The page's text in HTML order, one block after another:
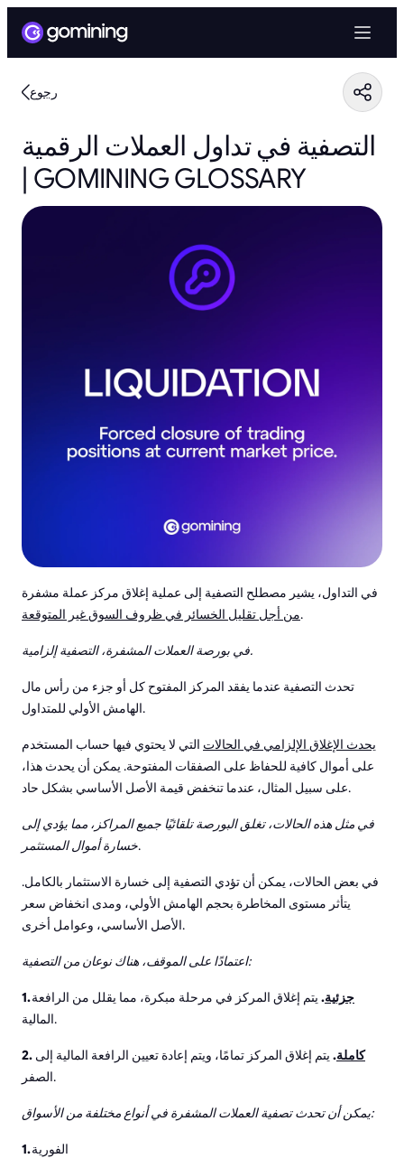
رجوع
التصفية في تداول العملات الرقمية
| GOMINING GLOSSARY
في التداول، يشير مصطلح التصفية إلى عملية إغلاق مركز عملة مشفرة
من أجل تقليل الخسائر في ظروف السوق غير المتوقعة.
في بورصة العملات المشفرة، التصفية إلزامية.
تحدث التصفية عندما يفقد المركز المفتوح كل أو جزء من رأس مال
الهامش الأولي للمتداول.
يحدث الإغلاق الإلزامي في الحالات التي لا يحتوي فيها حساب المستخدم
على أموال كافية للحفاظ على الصفقات المفتوحة. يمكن أن يحدث هذا،
على سبيل المثال، عندما تنخفض قيمة الأصل الأساسي بشكل حاد.
في مثل هذه الحالات، تغلق البورصة تلقائيًا جميع المراكز، مما يؤدي إلى
خسارة أموال المستثمر.
في بعض الحالات، يمكن أن تؤدي التصفية إلى خسارة الاستثمار بالكامل.
يتأثر مستوى المخاطرة بحجم الهامش الأولي، ومدى انخفاض سعر
الأصل الأساسي، وعوامل أخرى.
اعتمادًا على الموقف، هناك نوعان من التصفية:
1. جزئية. يتم إغلاق المركز في مرحلة مبكرة، مما يقلل من الرافعة
المالية.
2. كاملة. يتم إغلاق المركز تمامًا، ويتم إعادة تعيين الرافعة المالية إلى
الصفر.
يمكن أن تحدث تصفية العملات المشفرة في أنواع مختلفة من الأسواق:
1.الفورية